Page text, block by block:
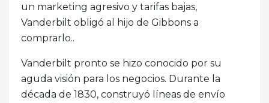
un marketing agresivo y tarifas bajas,
Vanderbilt obligó al hijo de Gibbons a
comprarlo..
Vanderbilt pronto se hizo conocido por su
aguda visión para los negocios. Durante la
década de 1830, construyó líneas de envío